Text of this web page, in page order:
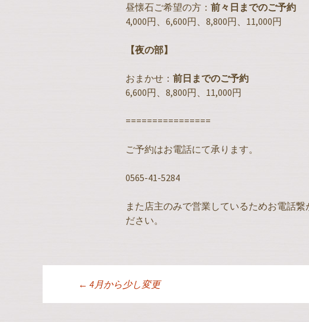
昼懐石ご希望の方： 前々日までのご予約
4,000円、6,600円、8,800円、11,000円
【夜の部】
おまかせ： 前日までのご予約
6,600円、8,800円、11,000円
================
ご予約はお電話にて承ります。
0565-41-5284
また店主のみで営業しているためお電話
ださい。
投稿ナビゲーション
← 4月から少し変更